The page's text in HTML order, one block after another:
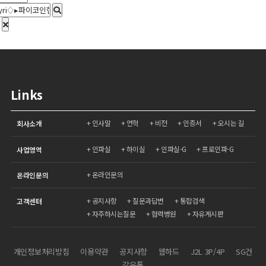
Links
회사소개 인사말 연혁 비전 인증서 오시는 길
사업영역 인파실 하이실 인파실-G 프로인파-G
온라인문의 온라인문의
고객센터 공지사항 질문과답변
통합검색
자주하시는질문
협력병원 자유게시판
개인정보처리방침 이용약관 공지사항 웹하드 J2L 3P/4P
SG건